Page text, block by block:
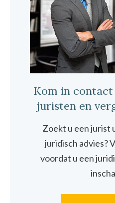
Kom in
juristen en
Zoekt u een jurist
juridisch advies?
voordat u een